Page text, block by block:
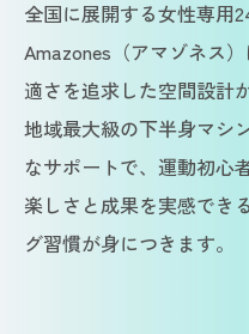
全国に展開する女性専用
Amazones（アマゾネス
適さを追求した空間設計
地域最大級の下半身マシ
なサポートで、運動初心
楽しさと成果を実感でき
グ習慣が身につきます。